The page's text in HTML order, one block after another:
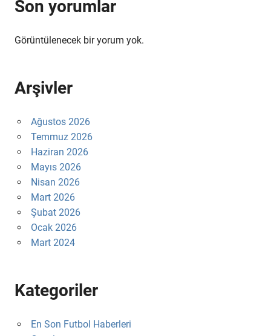
Son yorumlar
Görüntülenecek bir yorum yok.
Arşivler
Ağustos 2026
Temmuz 2026
Haziran 2026
Mayıs 2026
Nisan 2026
Mart 2026
Şubat 2026
Ocak 2026
Mart 2024
Kategoriler
En Son Futbol Haberleri